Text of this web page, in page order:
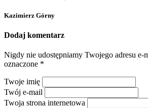
Kazimierz Górny
Dodaj komentarz
Nigdy nie udostępniamy Twojego adresu e-
oznaczone *
Twoje imię
Twój e-mail
Twoja strona internetowa